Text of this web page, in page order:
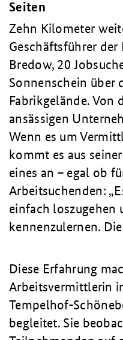
Seiten
Zehn Kilometer
Geschäftsführer der
Bredow, 20
Sonnenschein über
Fabrikgelände. Von
ansässigen
Wenn es um
kommt es aus
eines an – egal ob
Arbeitsuchenden:
einfach loszugehen
kennenzulernen.
Diese Erfahrung
Arbeitsvermittlerin
Tempelhof-
begleitet. Sie